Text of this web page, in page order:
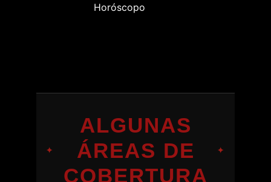
Horóscopo
✦
ALGUNAS
ÁREAS DE
COBERTURA
✦